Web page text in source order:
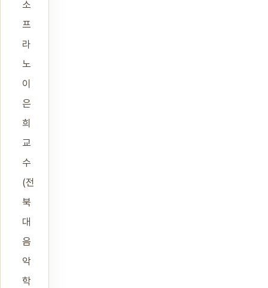
소
프
라
노
이
은
희
교
수
(전
북
대
음
악
학